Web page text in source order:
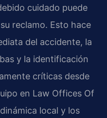
cuidado puede
reclamo. Esto hace
del accidente, la
y la identificación
críticas desde
en Law Offices Of
local y los